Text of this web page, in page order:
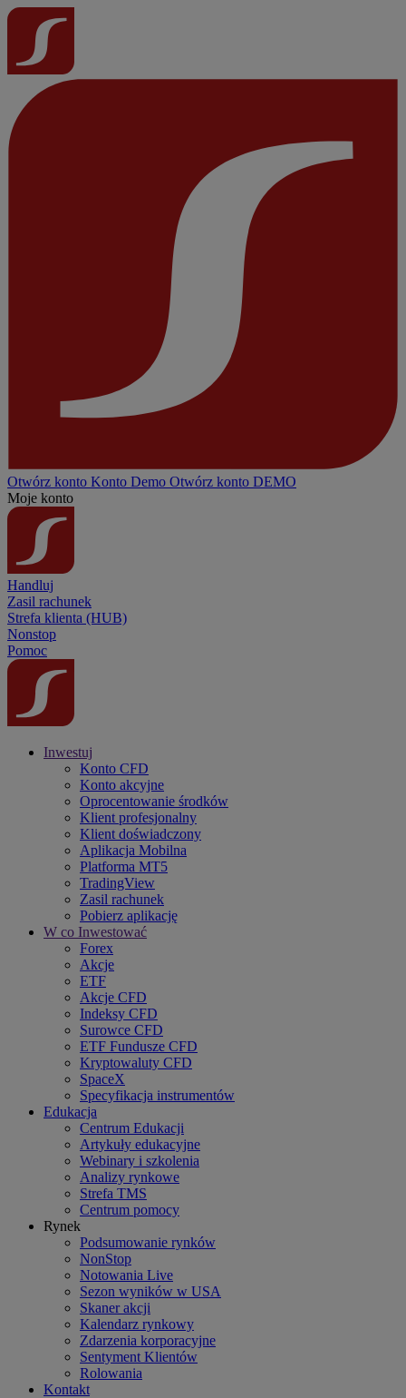
Otwórz konto Konto Demo Otwórz konto DEMO
Moje konto
Handluj
Zasil rachunek
Strefa klienta (HUB)
Nonstop
Pomoc
Inwestuj
Konto CFD
Konto akcyjne
Oprocentowanie środków
Klient profesjonalny
Klient doświadczony
Aplikacja Mobilna
Platforma MT5
TradingView
Zasil rachunek
Pobierz aplikację
W co Inwestować
Forex
Akcje
ETF
Akcje CFD
Indeksy CFD
Surowce CFD
ETF Fundusze CFD
Kryptowaluty CFD
SpaceX
Specyfikacja instrumentów
Edukacja
Centrum Edukacji
Artykuły edukacyjne
Webinary i szkolenia
Analizy rynkowe
Strefa TMS
Centrum pomocy
Rynek
Podsumowanie rynków
NonStop
Notowania Live
Sezon wyników w USA
Skaner akcji
Kalendarz rynkowy
Zdarzenia korporacyjne
Sentyment Klientów
Rolowania
Kontakt